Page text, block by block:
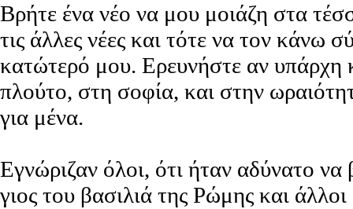
Βρήτε ένα νέο να μου μοιάζη στα
τις άλλες νέες και τότε να τον κάνω
κατώτερό μου. Ερευνήστε αν υπάρχη
πλούτο, στη σοφία, και στην
για μένα.
Εγνώριζαν όλοι, ότι ήταν αδύνατο να
γιος του βασιλιά της Ρώμης και